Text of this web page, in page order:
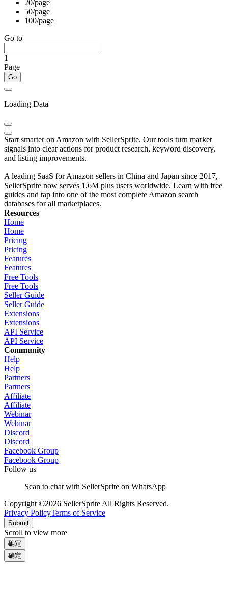
20/page
50/page
100/page
Go to
1
Page
Go
Loading Data
Start smarter on Amazon with SellerSprite. Our tools turn market
signals into clear actions for product research, keyword discovery,
and listing improvements.
A leading SaaS for Amazon sellers in China and Japan since 2017,
SellerSprite now serves 1.6M plus users worldwide. Learn with free
guides and tap into one of the most complete Amazon search
databases for all marketplaces.
Resources
Home
Home
Pricing
Pricing
Features
Features
Free Tools
Free Tools
Seller Guide
Seller Guide
Extensions
Extensions
API Service
API Service
Community
Help
Help
Partners
Partners
Affiliate
Affiliate
Webinar
Webinar
Discord
Discord
Facebook Group
Facebook Group
Follow us
Scan to chat with SellerSprite on WhatsApp
Copyright ©2026 SellerSprite All Rights Reserved.
Privacy PolicyTerms of Service
Submit
Scroll to view more
确定
确定